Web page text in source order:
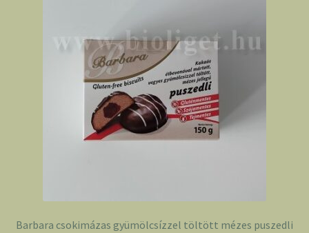
Barbara csokimázas gyümölcsízzel töltött mézes puszedli